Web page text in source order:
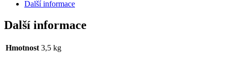
Další informace
Další informace
Hmotnost 3,5 kg